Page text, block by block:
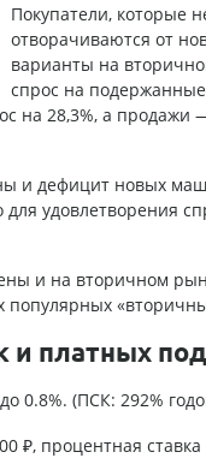
Покупатели, которые
отворачиваются от
варианты на
спрос на
на 28,3%, а продажи
и дефицит новых
удовлетворения
и на вторичном
и платных
0.8%. (ПСК: 292%
₽, процентная